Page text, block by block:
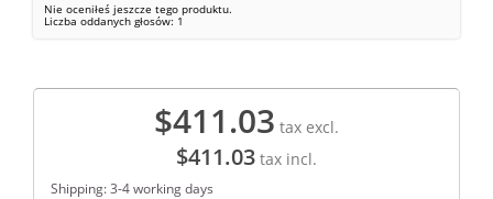
Nie oceniłeś jeszcze tego produktu.
Liczba oddanych głosów: 1
$411.03 tax excl.
$411.03 tax incl.
Shipping: 3-4 working days